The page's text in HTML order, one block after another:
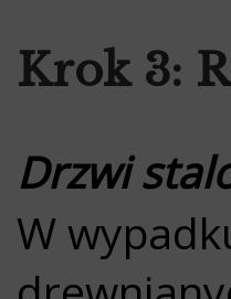
Krok 3:
Drzwi
W